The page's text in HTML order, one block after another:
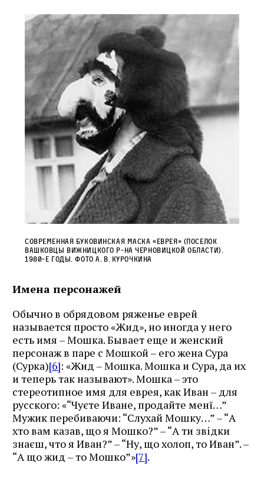
Современная буковинская маска «еврея» (поселок
Вашковцы Вижницкого р-на Черновицкой области).
1980-е годы. Фото А. В. Курочкина
Имена персонажей
Обычно в обрядовом ряженье еврей
называется просто «Жид», но иногда у него
есть имя – Мошка. Бывает еще и женский
персонаж в паре с Мошкой – его жена Сура
(Сурка)[6]: «Жид – Мошка. Мошка и Сура, да их
и теперь так называют». Мошка – это
стереотипное имя для еврея, как Иван – для
русского: «“Чуєте Иване, продайте менї…”
Мужик перебиваючи: “Слухай Мошку…” – “А
хто вам казав, що я Мошко?” – “А ти звiдки
знаєш, что я Иван?” – “Ну, що холоп, то Иван”. –
“А що жид – то Мошко”»[7].